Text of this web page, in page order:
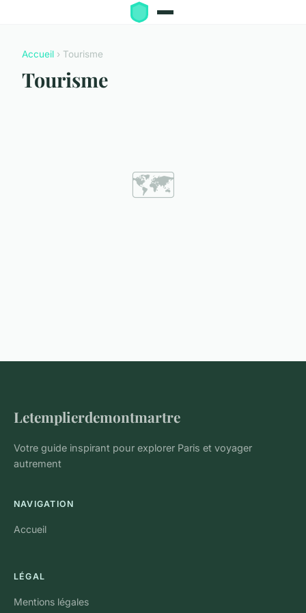
Accueil › Tourisme
Tourisme
🗺️
Letemplierdemontmartre
Votre guide inspirant pour explorer Paris et voyager
autrement
NAVIGATION
Accueil
LÉGAL
Mentions légales